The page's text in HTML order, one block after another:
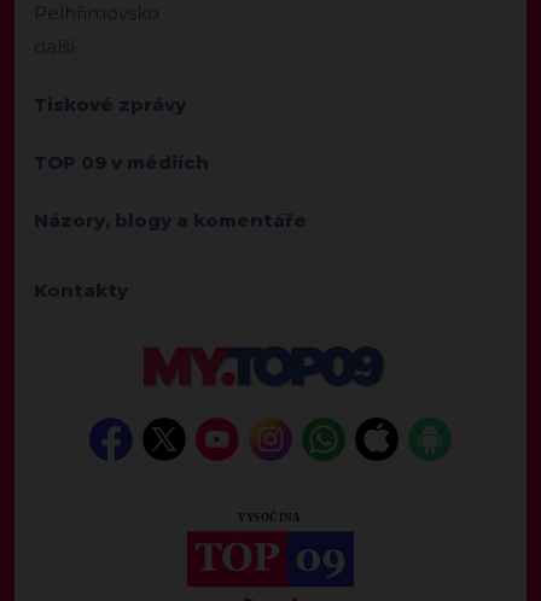
Pelhřimovsko
další
Tiskové zprávy
TOP 09 v médiích
Názory, blogy a komentáře
Kontakty